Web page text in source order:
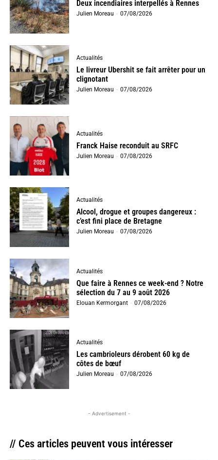
Deux incendiaires interpellés à Rennes
Julien Moreau - 07/08/2026
Actualités
Le livreur Ubershit se fait arrêter pour un
clignotant
Julien Moreau - 07/08/2026
Actualités
Franck Haise reconduit au SRFC
Julien Moreau - 07/08/2026
Actualités
Alcool, drogue et groupes dangereux :
c’est fini place de Bretagne
Julien Moreau - 07/08/2026
Actualités
Que faire à Rennes ce week-end ? Notre
sélection du 7 au 9 août 2026
Elouan Kermorgant - 07/08/2026
Actualités
Les cambrioleurs dérobent 60 kg de
côtes de bœuf
Julien Moreau - 07/08/2026
- Advertisement -
// Ces articles peuvent vous intéresser